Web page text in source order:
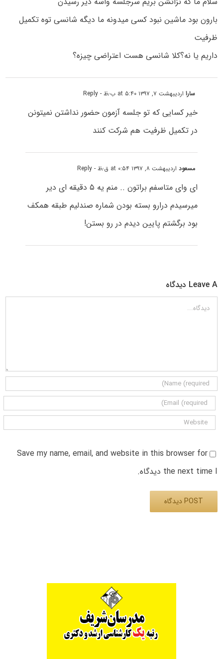
بارون بود ماشین نبود کسی میدونه ما دیگه شانسی توه تکمیل
ظرفیت
داریم یا نه؟کلا شانسی هست اعتراضی چیزه؟
سارااردیبهشت ۷, ۱۳۹۷ at ۵:۴۰ ب٫ظ - Reply
خیر کسایی که تو جلسه آزمون حضور نداشتن نمیتونن
در تکمیل ظرفیت هم شرکت کنند
مسعوداردیبهشت ۸, ۱۳۹۷ at ۰:۵۴ ق٫ظ - Reply
ای وای متاسفم براتون .. منم یه ۵ دقیقه ای دیر
میرسیدم درارو بسته بودن شماره صندلیم طبقه همکف
بود برگشتم پایین دیدم در رو بستن!
Leave A دیدگاه
دیدگاه
Save my name, email, and website in this browser for
the next time I دیدگاه.